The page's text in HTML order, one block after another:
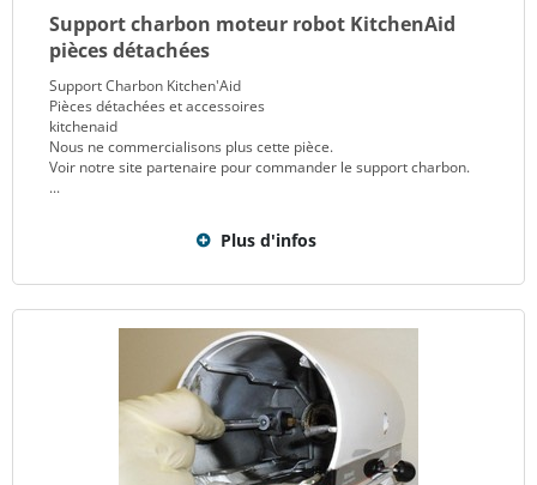
Support charbon moteur robot KitchenAid
pièces détachées
Support Charbon Kitchen'Aid
Pièces détachées et accessoires
kitchenaid
Nous ne commercialisons plus cette pièce.
Voir notre site partenaire pour commander le support charbon.
...
Plus d'infos